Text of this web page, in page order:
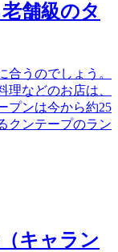
舗級のタ
うのでしょう。
理などのお店は、
プンは今から約25
クンテープのラン
キャラン